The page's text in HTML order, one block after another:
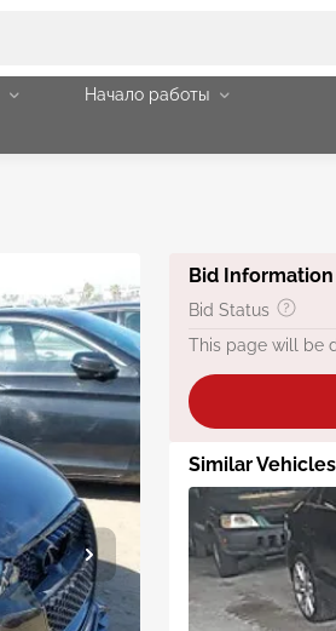
Начало работы
Bid Information
Bid Status
This page will be
Similar